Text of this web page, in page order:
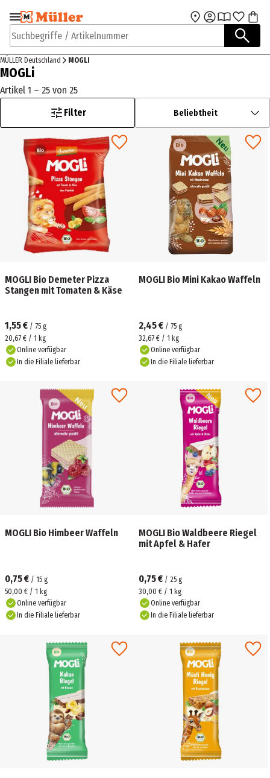
Zur Navigation
springen
Zum Hauptinhalt
Suchbegriffe / Artikelnummer
MÜLLER Deutschland MOGLI
MOGLi
Artikel 1 – 25 von 25
Filter
Beliebtheit
MOGLI Bio Demeter Pizza
Stangen mit Tomaten & Käse
1,55 € / 75 g
20,67 € / 1 kg
Online verfügbar
In die Filiale lieferbar
MOGLI Bio Mini Kakao Waffeln
2,45 € / 75 g
32,67 € / 1 kg
Online verfügbar
In die Filiale lieferbar
MOGLI Bio Himbeer Waffeln
0,75 € / 15 g
50,00 € / 1 kg
Online verfügbar
In die Filiale lieferbar
MOGLI Bio Waldbeere Riegel
mit Apfel & Hafer
0,75 € / 25 g
30,00 € / 1 kg
Online verfügbar
In die Filiale lieferbar